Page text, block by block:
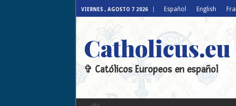
VIERNES , AGOSTO 7 2026 Español English
✞ Católicos Europeos en español